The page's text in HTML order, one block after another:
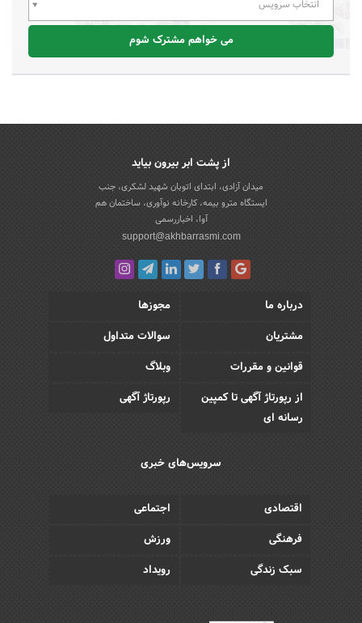
انتخاب سرویس
می خواهم مشترک شوم
از پشت ابر بیرون بیاید
میدان آزادی، ابتدای اتوبان شهید لشکری، جنب
ایستگاه مترو بیمه، کارخانه نوآوری، ساختمان هم
آوا، اخباررسمی
support@akhbarrasmi.com
درباره ما
مجوزها
مشتریان
سوالات متداول
قوانین و مقررات
وبلاگ
از رپورتاژ آگهی تا کمپین
رسانه ای
رپورتاژ آگهی
سرویس‌های خبری
اقتصادی
اجتماعی
فرهنگی
ورزش
سبک زندگی
رویداد